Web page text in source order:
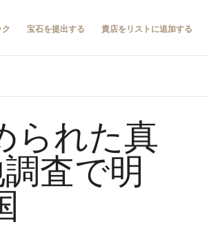
宝石を提出する 貴店をリストに追加する
られた真
査で明